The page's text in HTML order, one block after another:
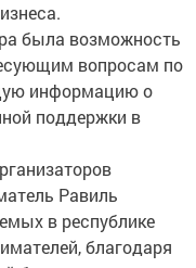
была возможность
вопросам по
информацию о
поддержки в
Равиль
в республике
благодаря